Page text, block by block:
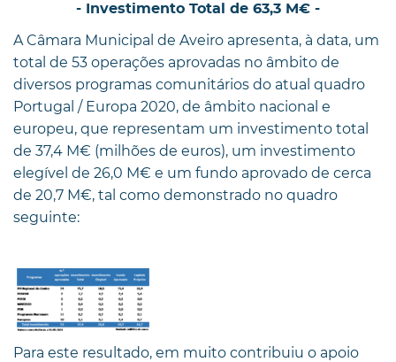
- Investimento Total de 63,3 M€ -
A Câmara Municipal de Aveiro apresenta, à data, um
total de 53 operações aprovadas no âmbito de
diversos programas comunitários do atual quadro
Portugal / Europa 2020, de âmbito nacional e
europeu, que representam um investimento total
de 37,4 M€ (milhões de euros), um investimento
elegível de 26,0 M€ e um fundo aprovado de cerca
de 20,7 M€, tal como demonstrado no quadro
seguinte:
Para este resultado, em muito contribuiu o apoio